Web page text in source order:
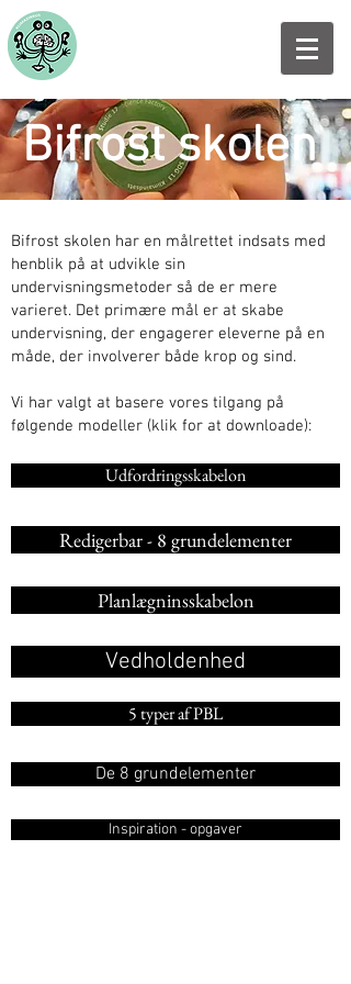
Bifrost skolen
Bifrost skolen har en målrettet indsats med
henblik på at udvikle sin
undervisningsmetoder så de er mere
varieret. Det primære mål er at skabe
undervisning, der engagerer eleverne på en
måde, der involverer både krop og sind.
Vi har valgt at basere vores tilgang på
følgende modeller (klik for at downloade):
Udfordringsskabelon
Redigerbar - 8 grundelementer
Planlægninsskabelon
Vedholdenhed
5 typer af PBL
De 8 grundelementer
Inspiration - opgaver